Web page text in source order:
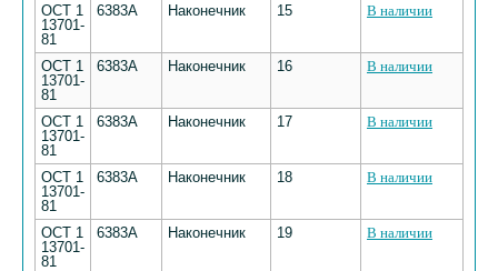
ОСТ 1
13701-
81
6383А Наконечник 15 В наличии
ОСТ 1
13701-
81
6383А Наконечник 16 В наличии
ОСТ 1
13701-
81
6383А Наконечник 17 В наличии
ОСТ 1
13701-
81
6383А Наконечник 18 В наличии
ОСТ 1
13701-
81
6383А Наконечник 19 В наличии